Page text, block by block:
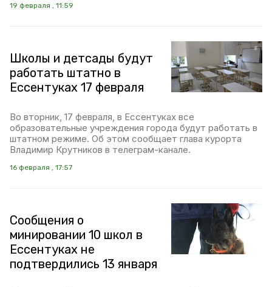
19 февраля , 11:59
Школы и детсады будут
работать штатно в
Ессентуках 17 февраля
Во вторник, 17 февраля, в Ессентуках все
образовательные учреждения города будут работать в
штатном режиме. Об этом сообщает глава курорта
Владимир Крутников в телеграм-канале.
16 февраля , 17:57
Сообщения о
минировании 10 школ в
Ессентуках не
подтвердились 13 января